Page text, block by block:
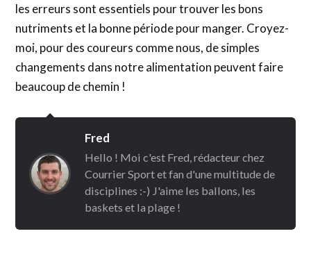
les erreurs sont essentiels pour trouver les bons
nutriments et la bonne période pour manger. Croyez-
moi, pour des coureurs comme nous, de simples
changements dans notre alimentation peuvent faire
beaucoup de chemin !
Fred
Hello ! Moi c'est Fred, rédacteur chez
Courrier Sport et fan d'une multitude de
disciplines :-) J'aime les ballons, les
baskets et la plage !